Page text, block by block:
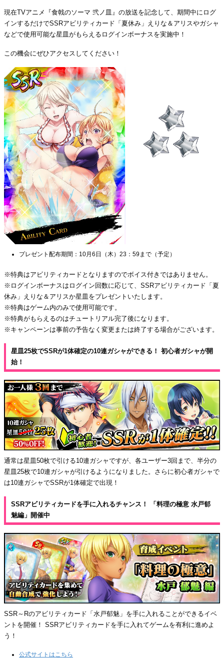
現在TVアニメ『食戟のソーマ 弐ノ皿』の放送を記念して、期間中にログ
インするだけでSSRアビリティカード「夏休み」えりな＆アリスやガシャ
などで使用可能な星皿がもらえるログインボーナスを実施中！
この機会にぜひアクセスしてください！
プレゼント配布期間：10月6日（木）23：59まで（予定）
※特典はアビリティカードとなりますのでボイス付きではありません。
※ログインボーナスはログイン回数に応じて、SSRアビリティカード「夏
休み」えりな＆アリスか星皿をプレゼントいたします。
※特典はゲーム内のみで使用可能です。
※特典がもらえるのはチュートリアル完了後になります。
※キャンペーンは事前の予告なく変更または終了する場合がございます。
星皿25枚でSSRが1体確定の10連ガシャができる！ 初心者ガシャが開
始！
通常は星皿50枚で引ける10連ガシャですが、各ユーザー3回まで、半分の
星皿25枚で10連ガシャが引けるようになりました。さらに初心者ガシャで
は10連ガシャでSSRが1体確定で出現！
SSRアビリティカードを手に入れるチャンス！ 「料理の極意 水戸郁
魅編」開催中
SSR～Rのアビリティカード「水戸郁魅」を手に入れることができるイベ
ントを開催！ SSRアビリティカードを手に入れてゲームを有利に進めよ
う！
公式サイトはこちら